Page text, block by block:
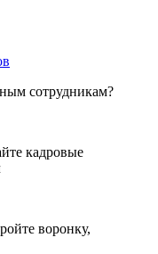
сотрудникам?
кадровые
воронку,